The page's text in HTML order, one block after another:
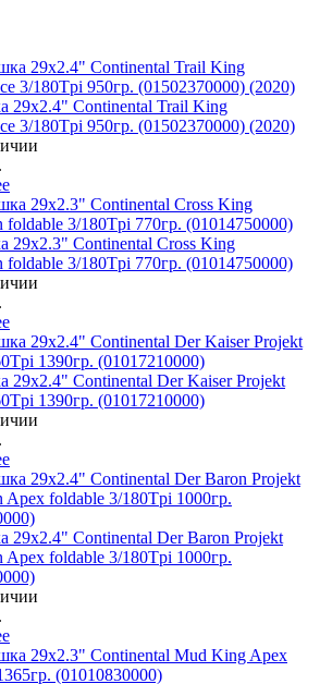
29x2.4" Continental Trail King
3/180Tpi 950гр. (01502370000) (2020)
29x2.3" Continental Cross King
foldable 3/180Tpi 770гр. (01014750000)
29x2.4" Continental Der Kaiser Projekt
1390гр. (01017210000)
29x2.4" Continental Der Baron Projekt
Apex foldable 3/180Tpi 1000гр.